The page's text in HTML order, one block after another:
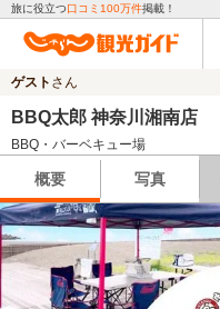
旅に役立つ口コミ100万件掲載！
ゲスト さん
BBQ太郎 神奈川湘南店
BBQ・バーベキュー場
概要 写真